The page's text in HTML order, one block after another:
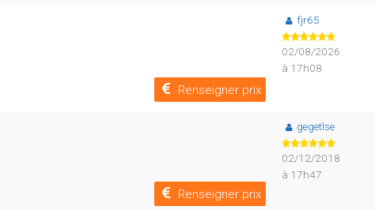
Renseigner prix
fjr65
02/08/2026
à 17h08
Renseigner prix
gegetlse
02/12/2018
à 17h47